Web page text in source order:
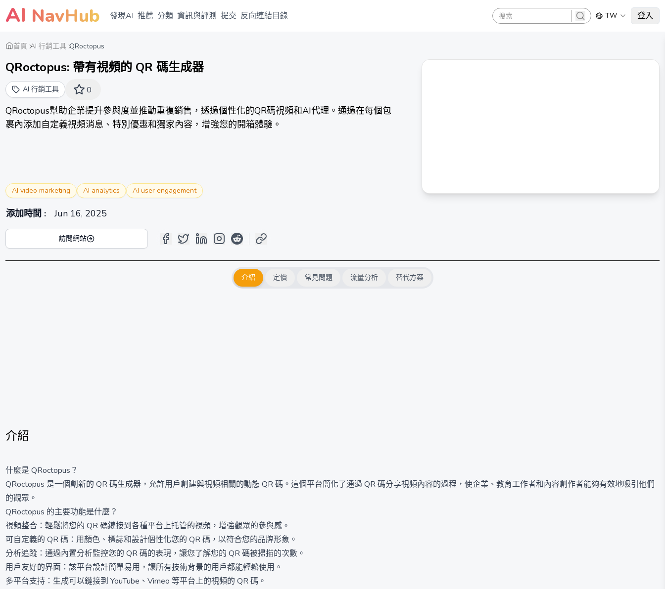
AI NavHub 發現AI 推薦 分類 資訊與評測 提交 反向連結目錄
search
TW 登入
首頁 AI 行銷工具 QRoctopus
QRoctopus: 帶有視頻的 QR 碼生成器
AI 行銷工具 0
QRoctopus幫助企業提升參與度並推動重複銷售，透過個性化的QR碼視頻和AI代理。通過在每個包
裹內添加自定義視頻消息、特別優惠和獨家內容，增強您的開箱體驗。
AI video marketing AI analytics AI user engagement
添加時間 : Jun 16, 2025
訪問網站
介紹 定價 常見問題 流量分析 替代方案
介紹
什麼是 QRoctopus？
QRoctopus 是一個創新的 QR 碼生成器，允許用戶創建與視頻相關的動態 QR 碼。這個平台簡化了通過 QR 碼分享視頻內容的過程，使企業、教育工作者和內容創作者能夠有效地吸引他們
的觀眾。
QRoctopus 的主要功能是什麼？
視頻整合：輕鬆將您的 QR 碼鏈接到各種平台上托管的視頻，增強觀眾的參與感。
可自定義的 QR 碼：用顏色、標誌和設計個性化您的 QR 碼，以符合您的品牌形象。
分析追蹤：通過內置分析監控您的 QR 碼的表現，讓您了解您的 QR 碼被掃描的次數。
用戶友好的界面：該平台設計簡單易用，讓所有技術背景的用戶都能輕鬆使用。
多平台支持：生成可以鏈接到 YouTube、Vimeo 等平台上的視頻的 QR 碼。